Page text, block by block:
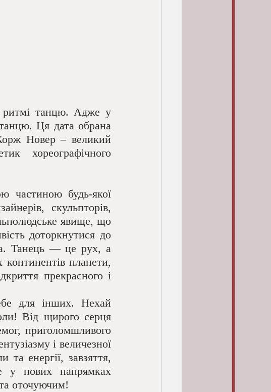
Ця дата обрана
Новер – великий
хореографічного
скульпторів,
явище, що
доторкнутися до
Танець — це рух, а
планети,
прекрасного і
для інших. Нехай
Від щирого серця
приголомшливого
і величезної
енергії, завзяття,
у нових напрямках
оточуючим!